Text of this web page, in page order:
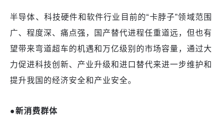
半导体、科技硬件和软件行业目前的“卡脖子”领域范围
广、程度深、痛点强，国产替代进程任重道远，但也有
望带来弯道超车的机遇和万亿级别的市场容量，通过大
力促进科技创新、产业升级和进口替代来进一步维护和
提升我国的经济安全和产业安全。
●新消费群体